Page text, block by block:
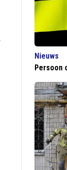
Nieuws
Persoon